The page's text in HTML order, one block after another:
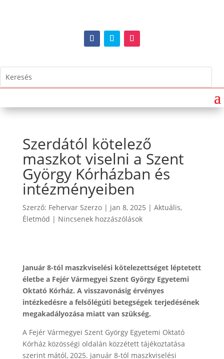
Szerdától kötelező
maszkot viselni a Szent
György Kórházban és
intézményeiben
Szerző: Fehervar Szerzo| jan 8, 2025 | Aktuális,
Életmód | Nincsenek hozzászólások
Január 8-tól maszkviselési kötelezettséget léptetett
életbe a Fejér Vármegyei Szent György Egyetemi
Oktató Kórház. A visszavonásig érvényes
intézkedésre a felsőlégúti betegségek terjedésének
megakadályozása miatt van szükség.
A Fejér Vármegyei Szent György Egyetemi Oktató
Kórház közösségi oldalán közzétett tájékoztatása
szerint mától, 2025. január 8-tól maszkviselési